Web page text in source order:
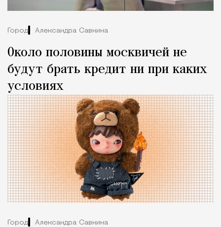
Город Александра Савкина
Около половины москвичей не
будут брать кредит ни при каких
условиях
Город Александра Савкина